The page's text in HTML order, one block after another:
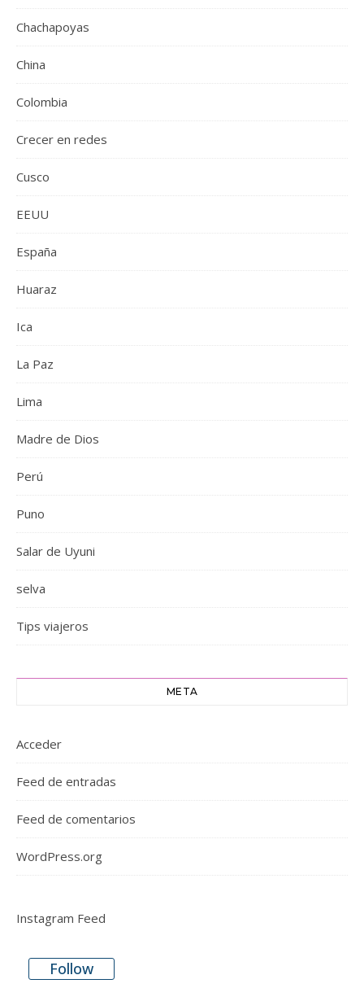
Chachapoyas
China
Colombia
Crecer en redes
Cusco
EEUU
España
Huaraz
Ica
La Paz
Lima
Madre de Dios
Perú
Puno
Salar de Uyuni
selva
Tips viajeros
META
Acceder
Feed de entradas
Feed de comentarios
WordPress.org
Instagram Feed
Follow